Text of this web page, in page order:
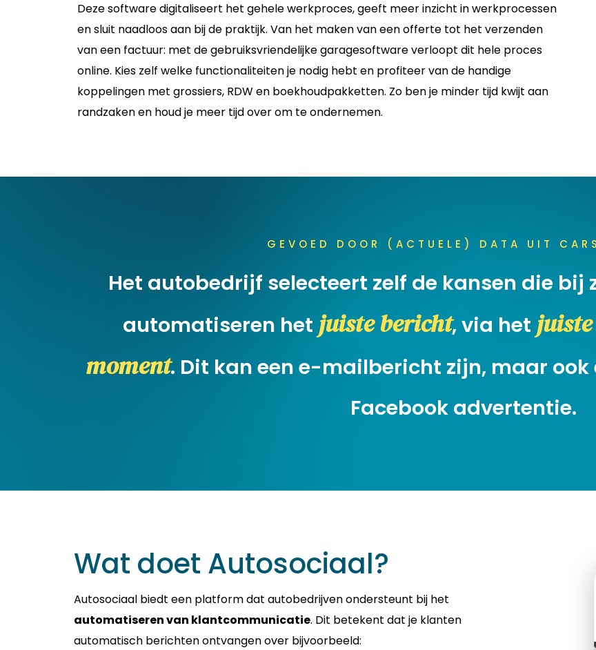
Deze software digitaliseert het gehele werkproces, geeft meer inzicht in werkprocessen
en sluit naadloos aan bij de praktijk. Van het maken van een offerte tot het verzenden
van een factuur: met de gebruiksvriendelijke garagesoftware verloopt dit hele proces
online. Kies zelf welke functionaliteiten je nodig hebt en profiteer van de handige
koppelingen met grossiers, RDW en boekhoudpakketten. Zo ben je minder tijd kwijt aan
randzaken en houd je meer tijd over om te ondernemen.
GEVOED DOOR (ACTUELE) DATA UIT
Het autobedrijf selecteert zelf de kansen die bij
automatiseren het juiste bericht, via het
moment. Dit kan een e-mailbericht zijn, maar
Facebook advertentie.
Wat doet Autosociaal?
Autosociaal biedt een platform dat autobedrijven ondersteunt bij het
automatiseren van klantcommunicatie. Dit betekent dat je klanten
automatisch berichten ontvangen over bijvoorbeeld: